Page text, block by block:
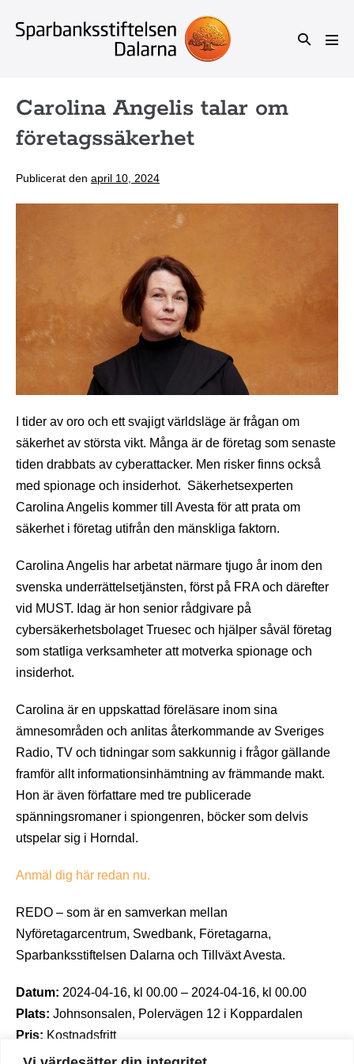
Slå
Carolina Angelis talar om
företagssäkerhet
Publicerat den april 10, 2024
I tider av oro och ett svajigt världsläge är frågan om
säkerhet av största vikt. Många är de företag som senaste
tiden drabbats av cyberattacker. Men risker finns också
med spionage och insiderhot. Säkerhetsexperten
Carolina Angelis kommer till Avesta för att prata om
säkerhet i företag utifrån den mänskliga faktorn.
Carolina Angelis har arbetat närmare tjugo år inom den
svenska underrättelsetjänsten, först på FRA och därefter
vid MUST. Idag är hon senior rådgivare på
cybersäkerhetsbolaget Truesec och hjälper såväl företag
som statliga verksamheter att motverka spionage och
insiderhot.
Carolina är en uppskattad föreläsare inom sina
ämnesområden och anlitas återkommande av Sveriges
Radio, TV och tidningar som sakkunnig i frågor gällande
framför allt informationsinhämtning av främmande makt.
Hon är även författare med tre publicerade
spänningsromaner i spiongenren, böcker som delvis
utspelar sig i Horndal.
Anmäl dig här redan nu.
REDO – som är en samverkan mellan
Nyföretagarcentrum, Swedbank, Företagarna,
Sparbanksstiftelsen Dalarna och Tillväxt Avesta.
Datum: 2024-04-16, kl 00.00 – 2024-04-16, kl 00.00
Plats: Johnsonsalen, Polervägen 12 i Koppardalen
Pris: Kostnadsfritt
Arrangör:Tillväxt Avesta och samverkansnätverket